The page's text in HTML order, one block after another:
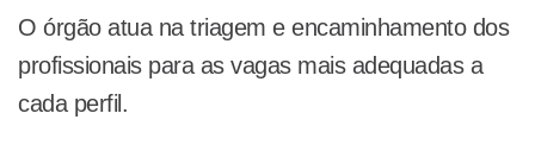
O órgão atua na triagem e encaminhamento dos
profissionais para as vagas mais adequadas a
cada perfil.